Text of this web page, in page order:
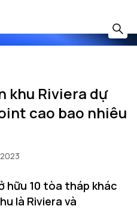
khu Riviera dự
cao bao nhiêu
hữu 10 tòa tháp khác
là Riviera và